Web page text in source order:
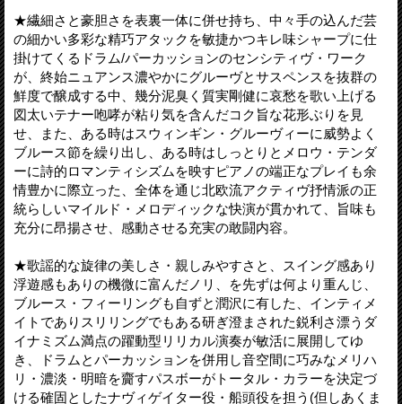
★繊細さと豪胆さを表裏一体に併せ持ち、中々手の込んだ芸
の細かい多彩な精巧アタックを敏捷かつキレ味シャープに仕
掛けてくるドラム/パーカッションのセンシティヴ・ワーク
が、終始ニュアンス濃やかにグルーヴとサスペンスを抜群の
鮮度で醸成する中、幾分泥臭く質実剛健に哀愁を歌い上げる
図太いテナー咆哮が粘り気を含んだコク旨な花形ぶりを見
せ、また、ある時はスウィンギン・グルーヴィーに威勢よく
ブルース節を繰り出し、ある時はしっとりとメロウ・テンダ
ーに詩的ロマンティシズムを映すピアノの端正なプレイも余
情豊かに際立った、全体を通じ北欧流アクティヴ抒情派の正
統らしいマイルド・メロディックな快演が貫かれて、旨味も
充分に昂揚させ、感動させる充実の敢闘内容。
★歌謡的な旋律の美しさ・親しみやすさと、スイング感あり
浮遊感もありの機微に富んだノリ、を先ずは何より重んじ、
ブルース・フィーリングも自ずと潤沢に有した、インティメ
イトでありスリリングでもある研ぎ澄まされた鋭利さ漂うダ
イナミズム満点の躍動型リリカル演奏が敏活に展開してゆ
き、ドラムとパーカッションを併用し音空間に巧みなメリハ
リ・濃淡・明暗を齎すパスボーがトータル・カラーを決定づ
ける確固としたナヴィゲイター役・船頭役を担う(但しあくま